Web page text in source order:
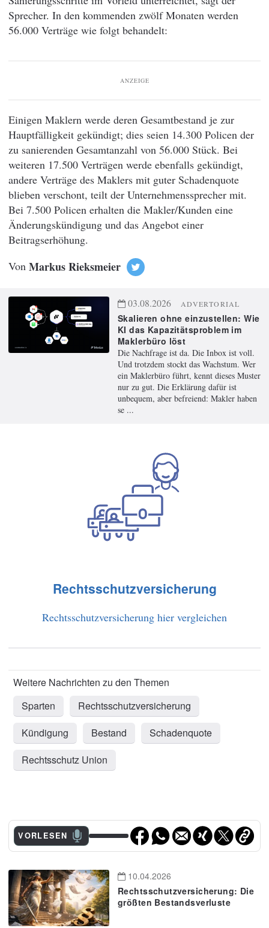
Sprecher. In den kommenden zwölf Monaten werden
56.000 Verträge wie folgt behandelt:
ANZEIGE
Einigen Maklern werde deren Gesamtbestand je zur
Hauptfälligkeit gekündigt; dies seien 14.300 Policen der
zu sanierenden Gesamtanzahl von 56.000 Stück. Bei
weiteren 17.500 Verträgen werde ebenfalls gekündigt,
andere Verträge des Maklers mit guter Schadenquote
blieben verschont, teilt der Unternehmenssprecher mit.
Bei 7.500 Policen erhalten die Makler/Kunden eine
Änderungskündigung und das Angebot einer
Beitragserhöhung.
Von Markus Rieksmeier
03.08.2026 ADVERTORIAL
Skalieren ohne einzustellen: Wie
KI das Kapazitätsproblem im
Maklerbüro löst
Die Nachfrage ist da. Die Inbox ist voll.
Und trotzdem stockt das Wachstum. Wer
ein Maklerbüro führt, kennt dieses Muster
nur zu gut. Die Erklärung dafür ist
unbequem, aber befreiend: Makler haben
se ...
Rechtsschutzversicherung
Rechtsschutzversicherung hier vergleichen
Sparten
Rechtsschutzversicherung
Kündigung
Bestand
Schadenquote
Rechtsschutz Union
VORLESEN
10.04.2026
Rechtsschutzversicherung: Die
größten Bestandsverluste